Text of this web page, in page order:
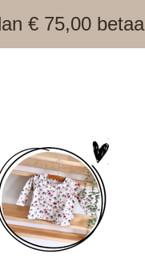
€ 75,00